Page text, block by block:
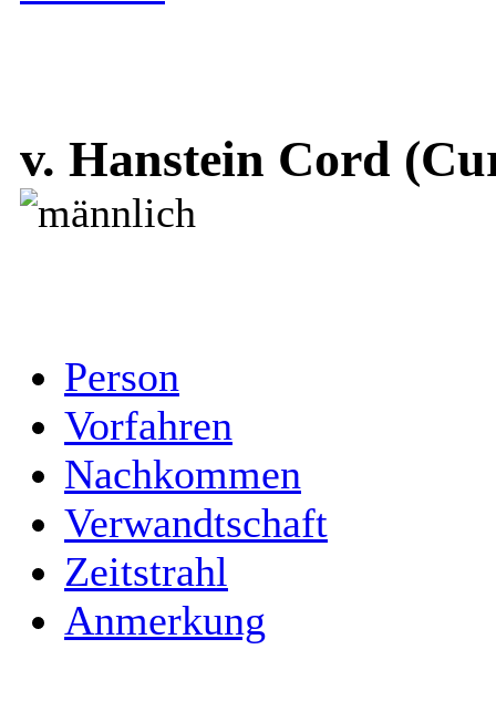
v. Hanstein Cord
Person
Vorfahren
Nachkommen
Verwandtschaft
Zeitstrahl
Anmerkung